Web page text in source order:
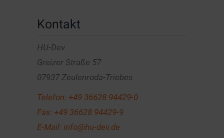
Kontakt
HU-Dev
Greizer Straße 57
07937 Zeulenroda-Triebes
Telefon: +49 36628 94429-0
Fax: +49 36628 94429-9
E-Mail: info@hu-dev.de